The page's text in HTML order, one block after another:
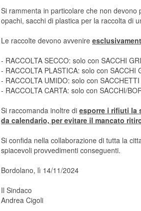
Si rammenta in particolare che non
opachi, sacchi di plastica per la raccolta di
Le raccolte devono avvenire
- RACCOLTA SECCO: solo con SACCHI
- RACCOLTA PLASTICA: solo con SACCHI
- RACCOLTA UMIDO: solo con
- RACCOLTA CARTA: solo con SACCHI/
Si raccomanda inoltre di esporre i rifiuti la
da calendario, per evitare il mancato
Si confida nella collaborazione di tutta la
spiacevoli provvedimenti conseguenti.
Bordolano, lì 14/11/2024
Il Sindaco
Andrea Cigoli